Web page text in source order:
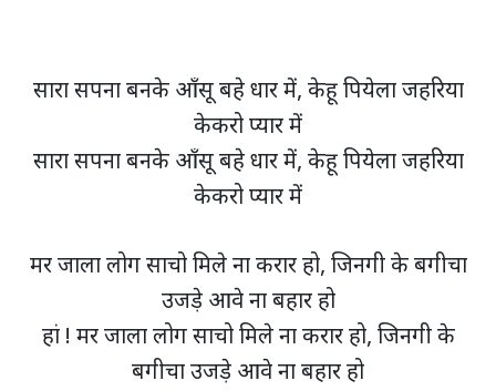
सारा सपना बनके आँसू बहे धार में, केहू पियेला जहरिया
केकरो प्यार में
सारा सपना बनके आँसू बहे धार में, केहू पियेला जहरिया
केकरो प्यार में
मर जाला लोग साचो मिले ना करार हो, जिनगी के बगीचा
उजड़े आवे ना बहार हो
हां ! मर जाला लोग साचो मिले ना करार हो, जिनगी के
बगीचा उजड़े आवे ना बहार हो